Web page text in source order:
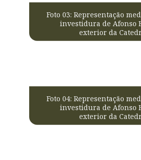
Foto 03: Representação
investidura de Afonso
exterior da
Foto 04: Representação
investidura de Afonso
exterior da